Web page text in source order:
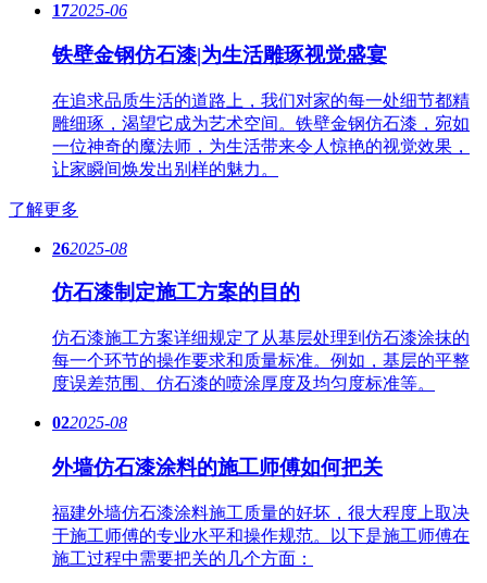
172025-06
铁壁金钢仿石漆|为生活雕琢视觉盛宴
在追求品质生活的道路上，我们对家的每一处细节都精
雕细琢，渴望它成为艺术空间。铁壁金钢仿石漆，宛如
一位神奇的魔法师，为生活带来令人惊艳的视觉效果，
让家瞬间焕发出别样的魅力。
了解更多
262025-08
仿石漆制定施工方案的目的
仿石漆施工方案详细规定了从基层处理到仿石漆涂抹的
每一个环节的操作要求和质量标准。例如，基层的平整
度误差范围、仿石漆的喷涂厚度及均匀度标准等。
022025-08
外墙仿石漆涂料的施工师傅如何把关
福建外墙仿石漆涂料施工质量的好坏，很大程度上取决
于施工师傅的专业水平和操作规范。以下是施工师傅在
施工过程中需要把关的几个方面：